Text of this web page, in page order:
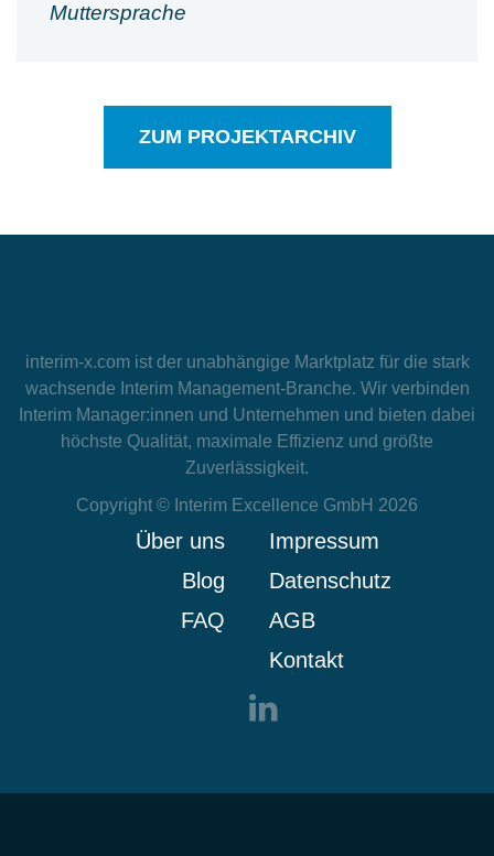
Muttersprache
ZUM PROJEKTARCHIV
interim-x.comist der unabhängige Marktplatz für die stark
wachsende Interim Management-Branche. Wir verbinden
Interim Manager:innen und Unternehmen und bieten dabei
höchste Qualität, maximale Effizienz und größte
Zuverlässigkeit.
Copyright © Interim Excellence GmbH 2026
Über uns
Blog
FAQ
Impressum
Datenschutz
AGB
Kontakt